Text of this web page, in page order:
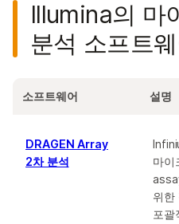
Illumina의 마
분석 소프트
소프트웨어 설명
DRAGEN Array
2차 분석
마이
위한
포괄